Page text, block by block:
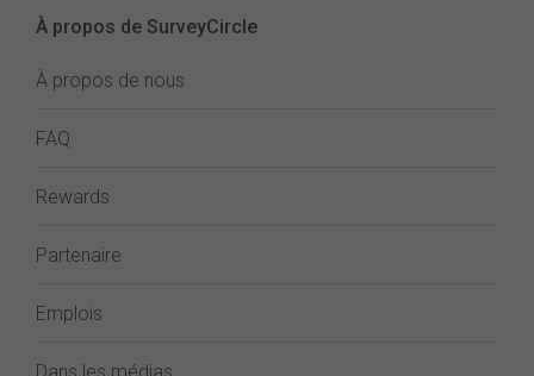
À propos de SurveyCircle
À propos de nous
FAQ
Rewards
Partenaire
Emplois